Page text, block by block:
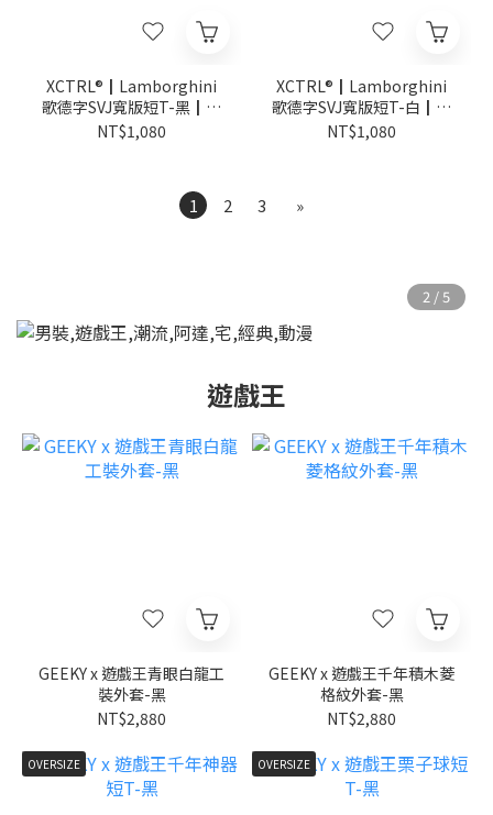
XCTRL®┃Lamborghini
歌德字SVJ寬版短T-黑┃熱
燙印 重磅
NT$1,080
XCTRL®┃Lamborghini
歌德字SVJ寬版短T-白┃熱
燙印 重磅
NT$1,080
1 2 3 »
遊戲王
GEEKY x 遊戲王青眼白龍工
裝外套-黑
NT$2,880
GEEKY x 遊戲王千年積木菱
格紋外套-黑
NT$2,880
OVERSIZE OVERSIZE